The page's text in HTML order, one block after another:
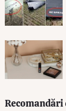
Recomandări